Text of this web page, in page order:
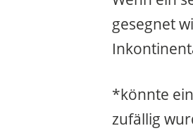
gesegnet
*könnte
zufällig